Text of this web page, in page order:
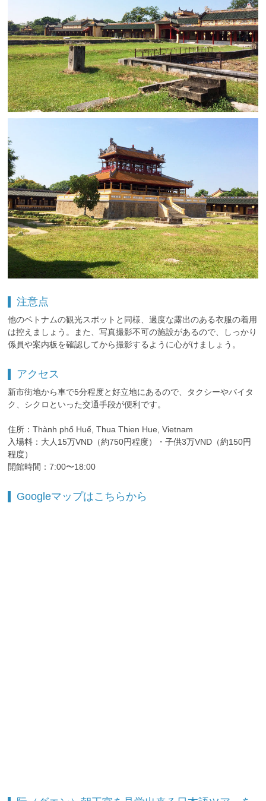
注意点
他のベトナムの観光スポットと同様、過度な露出のある衣服の着用
は控えましょう。また、写真撮影不可の施設があるので、しっかり
係員や案内板を確認してから撮影するように心がけましょう。
アクセス
新市街地から車で5分程度と好立地にあるので、タクシーやバイタ
ク、シクロといった交通手段が便利です。
住所：Thành phố Huế, Thua Thien Hue, Vietnam
入場料：大人15万VND（約750円程度）・子供3万VND（約150円
程度）
開館時間：7:00〜18:00
Googleマップはこちらから